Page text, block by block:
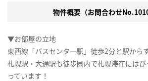
物件概要（お問合わせ
▼お部屋の立地
東西線「バスセンター駅」徒歩2分と駅から
札幌駅・大通駅も徒歩圏内で札幌滞在には
っています！